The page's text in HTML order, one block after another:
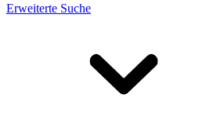
Erweiterte Suche